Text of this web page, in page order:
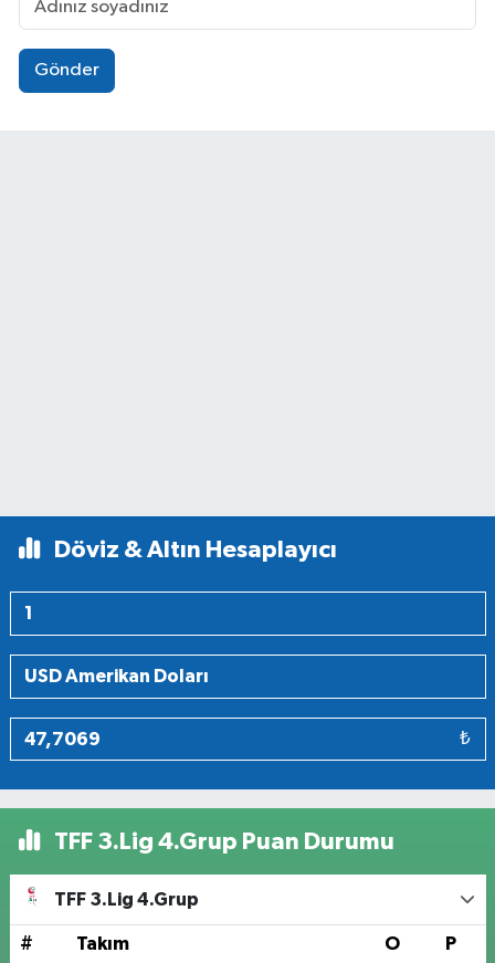
Gönder
Döviz & Altın Hesaplayıcı
₺
TFF 3.Lig 4.Grup Puan Durumu
TFF 3.Lig 4.Grup
# Takım O P